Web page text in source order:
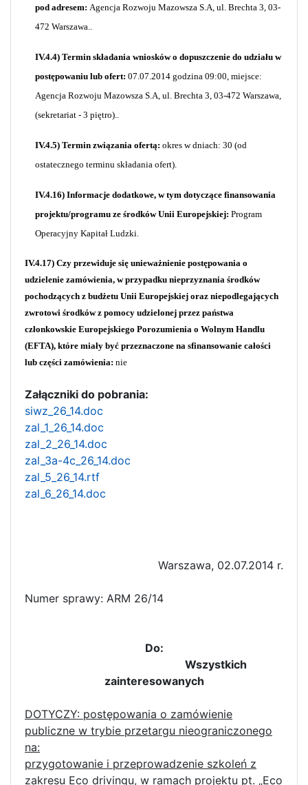
pod adresem: Agencja Rozwoju Mazowsza S.A, ul. Brechta 3, 03-
472 Warszawa..
IV.4.4) Termin składania wniosków o dopuszczenie do udziału w
postępowaniu lub ofert: 07.07.2014 godzina 09:00, miejsce:
Agencja Rozwoju Mazowsza S.A, ul. Brechta 3, 03-472 Warszawa,
(sekretariat - 3 piętro)..
IV.4.5) Termin związania ofertą: okres w dniach: 30 (od
ostatecznego terminu składania ofert).
IV.4.16) Informacje dodatkowe, w tym dotyczące finansowania
projektu/programu ze środków Unii Europejskiej: Program
Operacyjny Kapitał Ludzki.
IV.4.17) Czy przewiduje się unieważnienie postępowania o
udzielenie zamówienia, w przypadku nieprzyznania środków
pochodzących z budżetu Unii Europejskiej oraz niepodlegających
zwrotowi środków z pomocy udzielonej przez państwa
członkowskie Europejskiego Porozumienia o Wolnym Handlu
(EFTA), które miały być przeznaczone na sfinansowanie całości
lub części zamówienia: nie
Załączniki do pobrania:
siwz_26_14.doc
zal_1_26_14.doc
zal_2_26_14.doc
zal_3a-4c_26_14.doc
zal_5_26_14.rtf
zal_6_26_14.doc
Warszawa, 02.07.2014 r.
Numer sprawy: ARM 26/14
Do:
Wszystkich
zainteresowanych
DOTYCZY: postępowania o zamówienie
publiczne w trybie przetargu nieograniczonego
na:
przygotowanie i przeprowadzenie szkoleń z
zakresu Eco drivingu, w ramach projektu pt. „Eco